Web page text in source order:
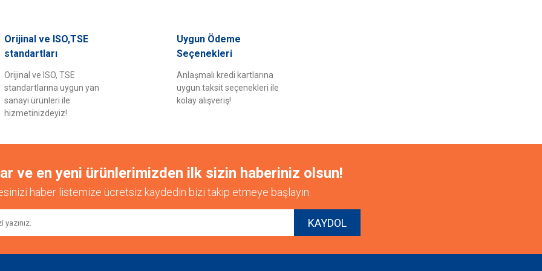
Bu ürüne ilk yorumu siz yapın!
Gönder
Orijinal ve ISO,TSE
standartları
Orijinal ve ISO, TSE
standartlarına uygun yan
sanayi ürünleri ile
hizmetinizdeyiz!
Uygun Ödeme
Seçenekleri
Anlaşmalı kredi kartlarına
uygun taksit seçenekleri ile
kolay alışveriş!
ve en yeni ürünlerimizden ilk sizin haberiniz olsun!
haber listemize ücretsiz kaydedin bizi takip etmeye başlayın.
KAYDOL